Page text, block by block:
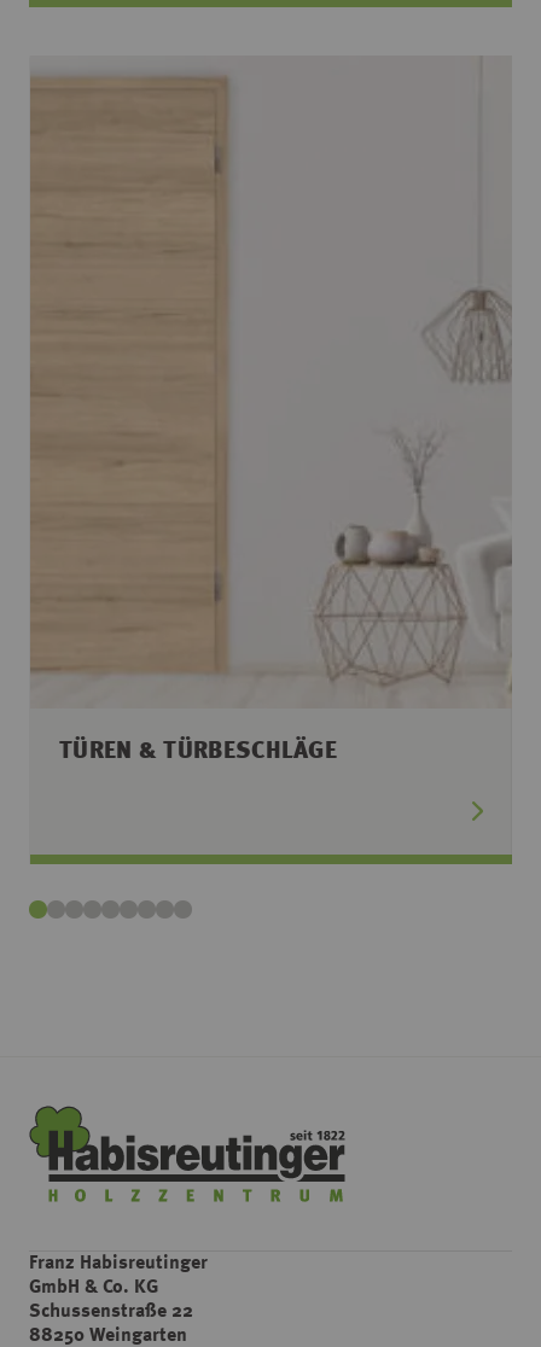
TÜREN & TÜRBESCHLÄGE
Franz Habisreutinger
GmbH & Co. KG
Schussenstraße 22
88250 Weingarten